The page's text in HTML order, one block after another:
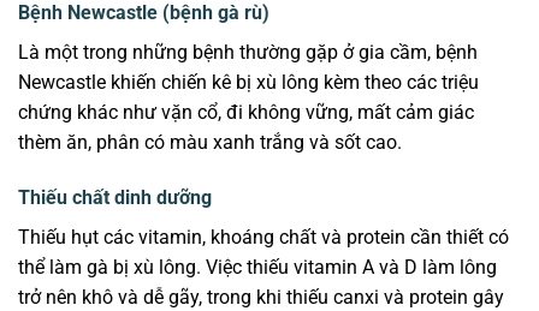
Bệnh Newcastle (bệnh gà rù)
Là một trong những bệnh thường gặp ở gia cầm, bệnh
Newcastle khiến chiến kê bị xù lông kèm theo các triệu
chứng khác như vặn cổ, đi không vững, mất cảm giác
thèm ăn, phân có màu xanh trắng và sốt cao.
Thiếu chất dinh dưỡng
Thiếu hụt các vitamin, khoáng chất và protein cần thiết có
thể làm gà bị xù lông. Việc thiếu vitamin A và D làm lông
trở nên khô và dễ gãy, trong khi thiếu canxi và protein gây